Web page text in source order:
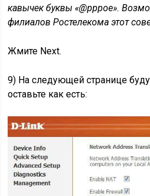
кавычек буквы «@pppoe».
филиалов Ростелекома этот
Жмите Next.
9) На следующей странице
оставьте как есть: